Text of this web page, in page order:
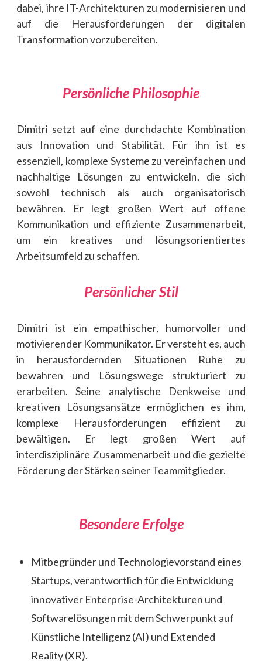
dabei, ihre IT-Architekturen zu modernisieren und
auf die Herausforderungen der digitalen
Transformation vorzubereiten.
Persönliche Philosophie
Dimitri setzt auf eine durchdachte Kombination
aus Innovation und Stabilität. Für ihn ist es
essenziell, komplexe Systeme zu vereinfachen und
nachhaltige Lösungen zu entwickeln, die sich
sowohl technisch als auch organisatorisch
bewähren. Er legt großen Wert auf offene
Kommunikation und effiziente Zusammenarbeit,
um ein kreatives und lösungsorientiertes
Arbeitsumfeld zu schaffen.
Persönlicher Stil
Dimitri ist ein empathischer, humorvoller und
motivierender Kommunikator. Er versteht es, auch
in herausfordernden Situationen Ruhe zu
bewahren und Lösungswege strukturiert zu
erarbeiten. Seine analytische Denkweise und
kreativen Lösungsansätze ermöglichen es ihm,
komplexe Herausforderungen effizient zu
bewältigen. Er legt großen Wert auf
interdisziplinäre Zusammenarbeit und die gezielte
Förderung der Stärken seiner Teammitglieder.
Besondere Erfolge
Mitbegründer und Technologievorstand eines
Startups, verantwortlich für die Entwicklung
innovativer Enterprise-Architekturen und
Softwarelösungen mit dem Schwerpunkt auf
Künstliche Intelligenz (AI) und Extended
Reality (XR).